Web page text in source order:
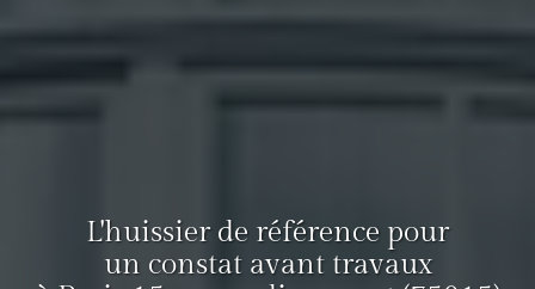
L'huissier de référence pour
un constat avant travaux